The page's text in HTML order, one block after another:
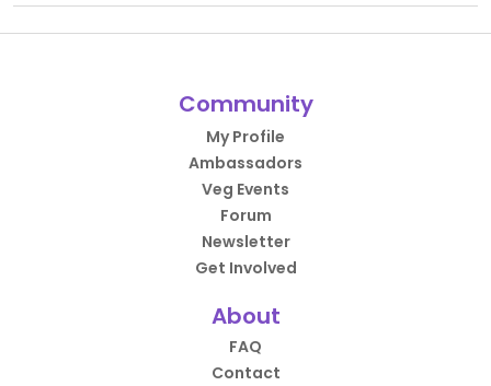
Community
My Profile
Ambassadors
Veg Events
Forum
Newsletter
Get Involved
About
FAQ
Contact